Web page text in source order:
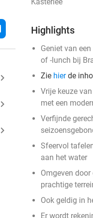
keyboard_arrow_right
keyboard_arrow_right
keyboard_arrow_right
Highlights
Geniet van
of -lunch bij
Zie hierde
Vrije keuze
met een
Verfijnde
Sfeervol
aan het water
Omgeven
prachtige
Ook geldig in
Er wordt